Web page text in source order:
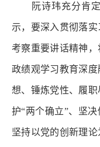
阮诗玮充分肯定
示，要深入贯彻落
考察重要讲话精神
政绩观学习教育深
想、锤炼党性、履
护“两个确立”、坚决
坚持以党的创新理